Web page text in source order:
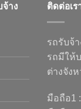
จ้าง ติดต่อเร
รถรับจ้
รถมีให้
ต่างจัง
มือถือ1